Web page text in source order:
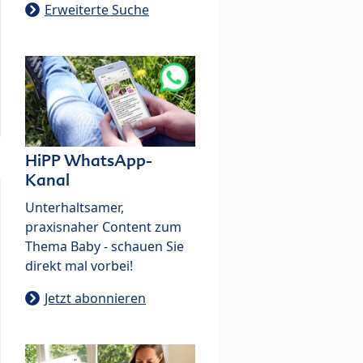
Erweiterte Suche
HiPP WhatsApp-
Kanal
Unterhaltsamer,
praxisnaher Content zum
Thema Baby - schauen Sie
direkt mal vorbei!
Jetzt abonnieren